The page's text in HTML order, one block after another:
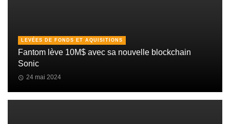
LEVÉES DE FONDS ET AQUISITIONS
Fantom lève 10M$ avec sa nouvelle blockchain
Sonic
24 mai 2024